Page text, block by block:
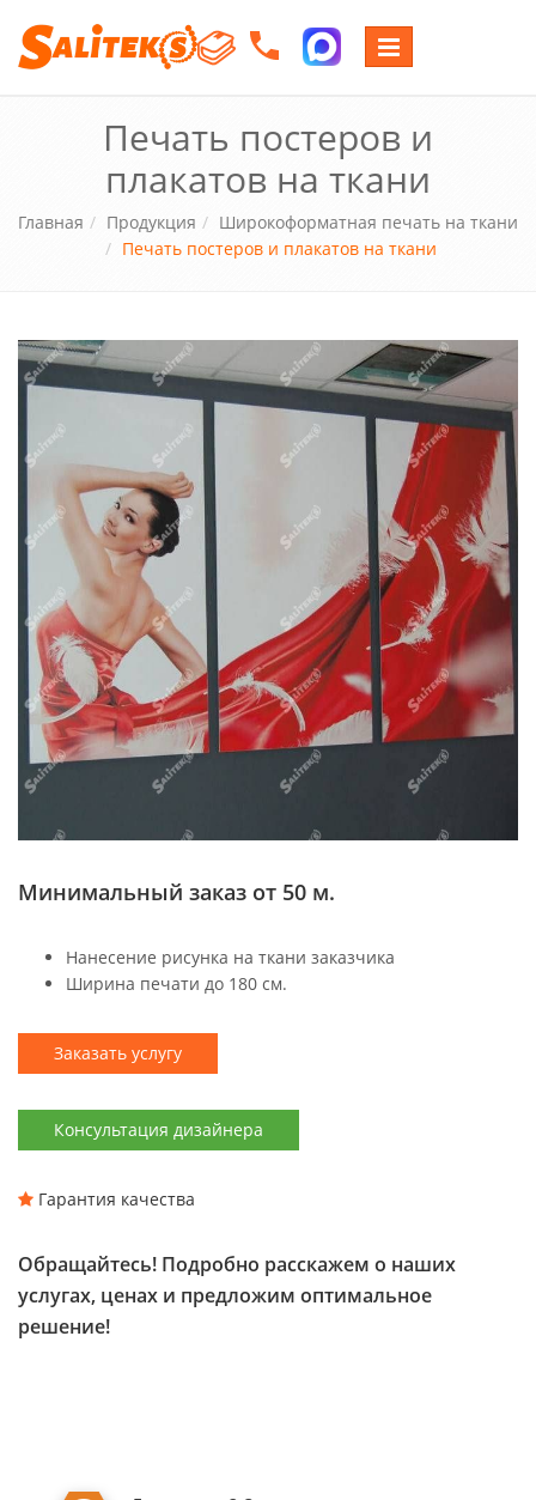
Переключение
навигации
Печать постеров и
плакатов на ткани
Главная Продукция
Широкоформатная печать на ткани
Печать постеров и плакатов на ткани
Минимальный заказ от 50 м.
Нанесение рисунка на ткани заказчика
Ширина печати до 180 см.
Заказать услугу
Консультация дизайнера
Гарантия качества
Обращайтесь! Подробно расскажем о наших
услугах, ценах и предложим оптимальное
решение!